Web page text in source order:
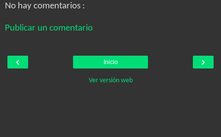
No hay comentarios :
Publicar un comentario
‹ ›
Inicio
Ver versión web